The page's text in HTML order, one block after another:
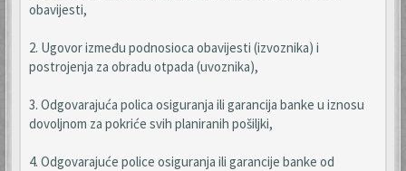
obavijesti,
2. Ugovor između podnosioca obavijesti (izvoznika) i
postrojenja za obradu otpada (uvoznika),
3. Odgovarajuća polica osiguranja ili garancija banke u iznosu
dovoljnom za pokriće svih planiranih pošiljki,
4. Odgovarajuće police osiguranja ili garancije banke od